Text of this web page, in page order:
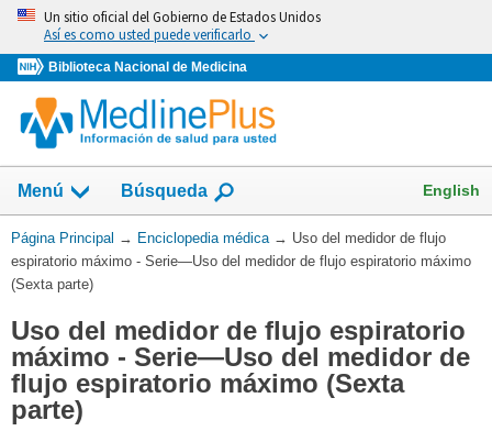
Omita
vaya
al
Contenido
Un sitio oficial del Gobierno de Estados Unidos
Así es como usted puede verificarlo
Biblioteca Nacional de Medicina
Menú Búsqueda English
Usted
está
aquí:
Página Principal → Enciclopedia médica → Uso del medidor de flujo
espiratorio máximo - Serie—Uso del medidor de flujo espiratorio máximo
(Sexta parte)
Uso del medidor de flujo espiratorio
máximo - Serie—Uso del medidor de
flujo espiratorio máximo (Sexta
parte)